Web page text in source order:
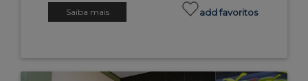
Saiba mais add favoritos